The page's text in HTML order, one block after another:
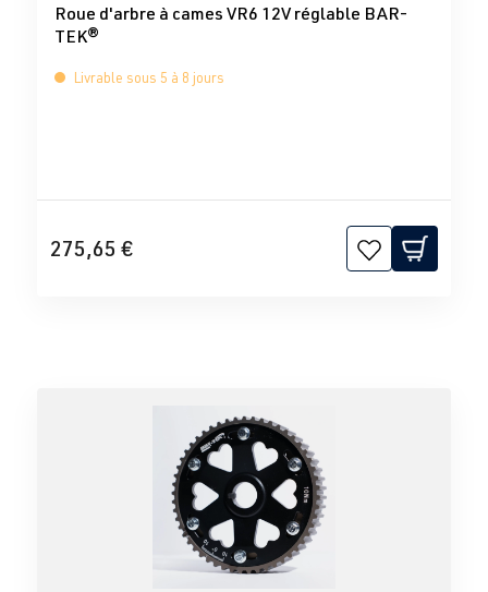
Roue d'arbre à cames VR6 12V réglable BAR-
TEK®
Livrable sous 5 à 8 jours
275,65 €